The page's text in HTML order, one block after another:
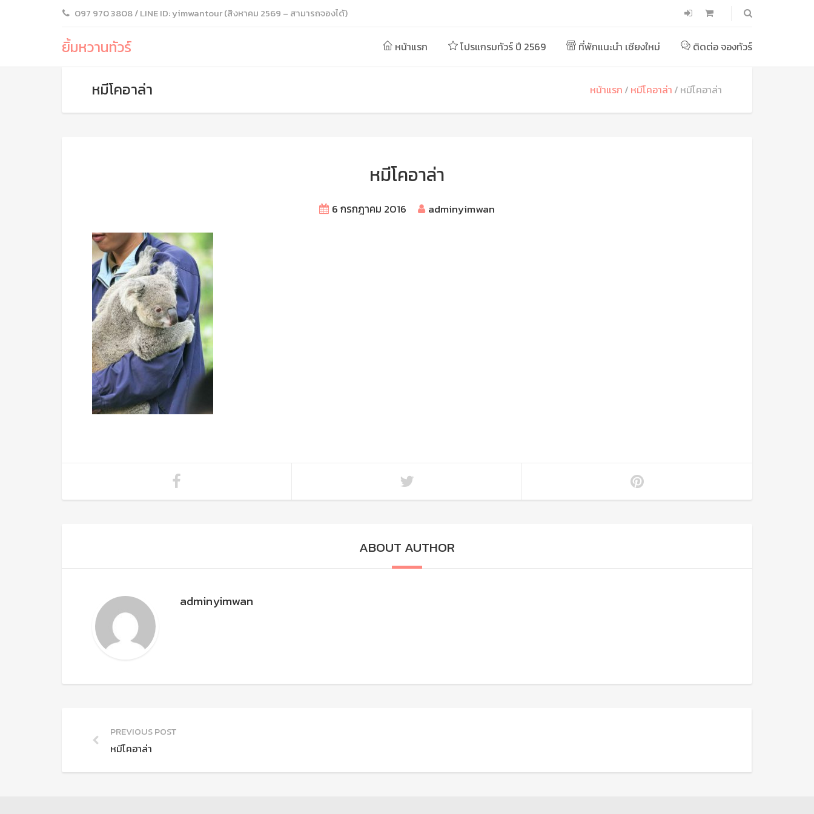
097 970 3808 / LINE ID: yimwantour (สิงหาคม 2569 – สามารถจองได้)
ยิ้มหวานทัวร์ หน้าแรก โปรแกรมทัวร์ ปี 2569 ที่พักแนะนำ เชียงใหม่ ติดต่อ จองทัวร์
หมีโคอาล่า หน้าแรก หมีโคอาล่า หมีโคอาล่า
หมีโคอาล่า
6 กรกฎาคม 2016 adminyimwan
ABOUT AUTHOR
adminyimwan
PREVIOUS POST
หมีโคอาล่า